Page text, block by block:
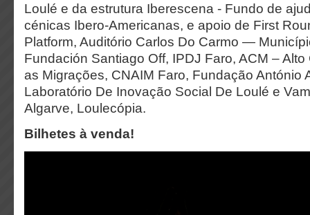
Loulé e da estrutura Iberescena - Fundo de
cénicas Ibero-Americanas, e apoio de First
Platform, Auditório Carlos Do Carmo —
Fundación Santiago Off, IPDJ Faro, ACM –
as Migrações, CNAIM Faro, Fundação António
Laboratório De Inovação Social De Loulé e
Algarve, Loulecópia.
Bilhetes à venda!